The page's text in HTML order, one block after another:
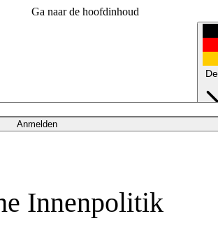
Ga naar de hoofdinhoud
Anmelden
Innenpolitik